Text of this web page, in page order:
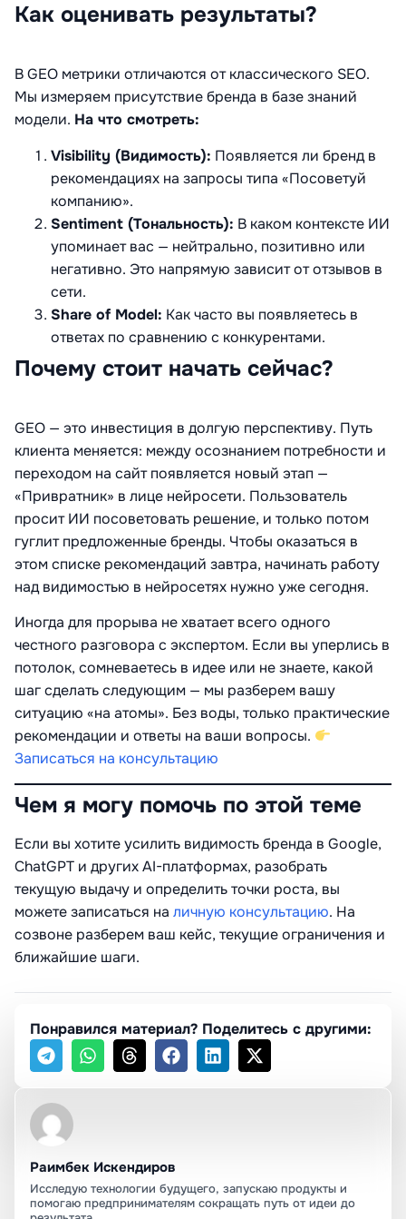
Как оценивать результаты?
В GEO метрики отличаются от классического SEO.
Мы измеряем присутствие бренда в базе знаний
модели. На что смотреть:
Visibility (Видимость): Появляется ли бренд в
рекомендациях на запросы типа «Посоветуй
компанию».
Sentiment (Тональность): В каком контексте ИИ
упоминает вас — нейтрально, позитивно или
негативно. Это напрямую зависит от отзывов в
сети.
Share of Model: Как часто вы появляетесь в
ответах по сравнению с конкурентами.
Почему стоит начать сейчас?
GEO — это инвестиция в долгую перспективу. Путь
клиента меняется: между осознанием потребности и
переходом на сайт появляется новый этап —
«Привратник» в лице нейросети. Пользователь
просит ИИ посоветовать решение, и только потом
гуглит предложенные бренды. Чтобы оказаться в
этом списке рекомендаций завтра, начинать работу
над видимостью в нейросетях нужно уже сегодня.
Иногда для прорыва не хватает всего одного
честного разговора с экспертом. Если вы уперлись в
потолок, сомневаетесь в идее или не знаете, какой
шаг сделать следующим — мы разберем вашу
ситуацию «на атомы». Без воды, только практические
рекомендации и ответы на ваши вопросы.
Записаться на консультацию
Чем я могу помочь по этой теме
Если вы хотите усилить видимость бренда в Google,
ChatGPT и других AI-платформах, разобрать
текущую выдачу и определить точки роста, вы
можете записаться на личную консультацию. На
созвоне разберем ваш кейс, текущие ограничения и
ближайшие шаги.
Понравился материал? Поделитесь с другими:
Раимбек Искендиров
Исследую технологии будущего, запускаю продукты и
помогаю предпринимателям сокращать путь от идеи до